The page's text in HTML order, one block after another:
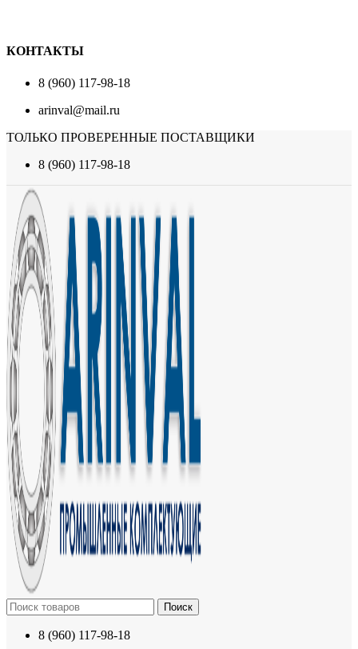
КОНТАКТЫ
8 (960) 117-98-18
arinval@mail.ru
ТОЛЬКО ПРОВЕРЕННЫЕ ПОСТАВЩИКИ
8 (960) 117-98-18
Поиск
8 (960) 117-98-18